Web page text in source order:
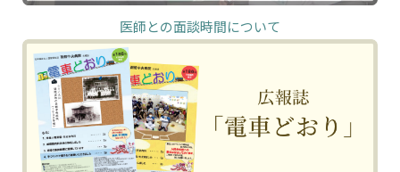
医師との面談時間について